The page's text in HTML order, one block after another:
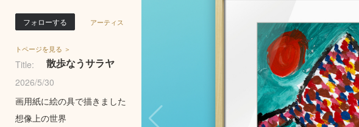
フォローする アーティス
トページを見る ＞
Title: 散歩なうサラヤ
2026/5/30
画用紙に絵の具で描きました
想像上の世界